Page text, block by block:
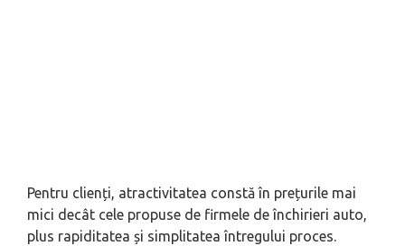
Pentru clienți, atractivitatea constă în prețurile mai
mici decât cele propuse de firmele de închirieri auto,
plus rapiditatea și simplitatea întregului proces.